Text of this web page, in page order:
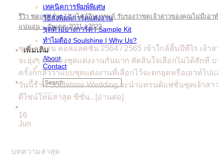
เทคนิคการพิมพ์พิเศษ
วิธีสั่งพิมพ์การ์ดแต่งงาน
ชุดตัวอย่างการ์ด | Sample Kit
ทำไมต้อง Soulshine | Why Us?
เพิ่มเติม
About
Contact
Search
for:
รีวิว ชุดแต่งงาน 11 สไตล์อินเทรนด์ รับรองว่าชุดเจ้าสาวของคุณไม่มีเอาท์
แน่นอน – อัพเดต 2021 / 2022
ชุดแต่งงาน คอลแลคชั่น 2564 / 2565 เข้าใกล้สิ้นปีทีไร เจ้าส
จะยุ่งๆ กับเรื่องชุดแต่งงานกันมาก ตัดสินใจเลือกไม่ได้สักที บ
ครั้งก็กลัวว่าแบบชุดแต่งงานที่เลือกไว้จะตกยุคหรือเอาท์ไปแ
วันนี้ร้าน Soulshine Wedding จะนำแทรนด์แฟชั่นชุดเจ้าสา
ดีไซน์ใหม่ล่าสุด ซีซั่น...[อ่านต่อ]
16
Jun
บทความล่าสุด